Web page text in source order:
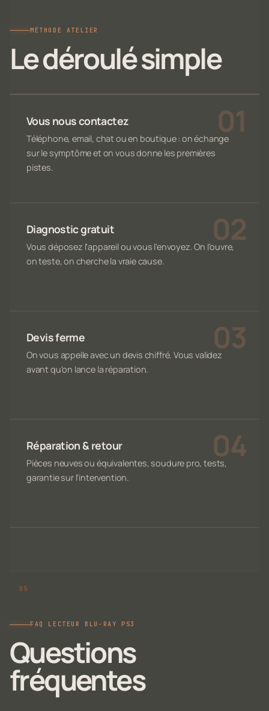
MÉTHODE ATELIER
Le déroulé simple
Vous nous contactez
Téléphone, email, chat ou en boutique : on échange
sur le symptôme et on vous donne les premières
pistes.
Diagnostic gratuit
Vous déposez l'appareil ou vous l'envoyez. On l'ouvre,
on teste, on cherche la vraie cause.
Devis ferme
On vous appelle avec un devis chiffré. Vous validez
avant qu'on lance la réparation.
Réparation & retour
Pièces neuves ou équivalentes, soudure pro, tests,
garantie sur l'intervention.
FAQ LECTEUR BLU-RAY PS3
Questions
fréquentes